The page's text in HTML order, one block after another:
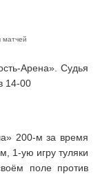
матчей
Арена». Судья
14-00
200-м за время
1-ую игру туляки
поле против